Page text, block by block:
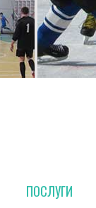
ПОСЛУГИ